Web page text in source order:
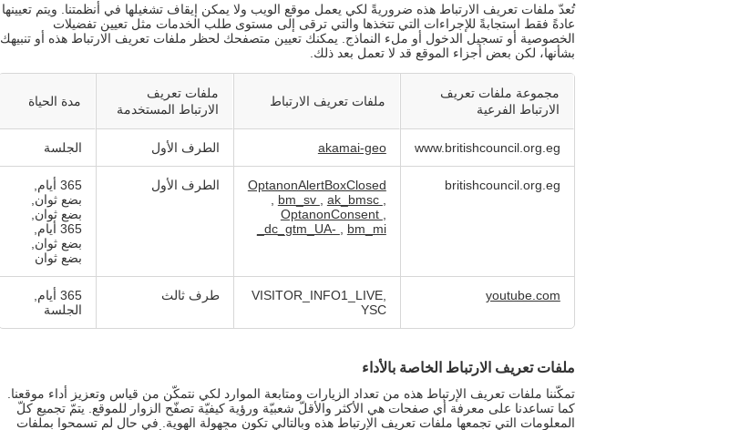
تُعدّ ملفات تعريف الارتباط هذه ضروريةً لكي يعمل موقع الويب ولا يمكن إيقاف تشغيلها في أنظمتنا. ويتم تعيينها
عادةً فقط استجابةً للإجراءات التي تتخذها والتي ترقى إلى مستوى طلب الخدمات مثل تعيين تفضيلات
الخصوصية أو تسجيل الدخول أو ملء النماذج. يمكنك تعيين متصفحك لحظر ملفات تعريف الارتباط هذه أو تنبيهك
بشأنها، لكن بعض أجزاء الموقع قد لا تعمل بعد ذلك.
مجموعة ملفات تعريف
الارتباط الفرعية
ملفات تعريف الارتباط
ملفات تعريف
الارتباط المستخدمة
مدة الحياة
www.britishcouncil.org.eg
akamai-geo الطرف الأول الجلسة
britishcouncil.org.eg
OptanonAlertBoxClosed
, bm_sv , ak_bmsc ,
OptanonConsent ,
_dc_gtm_UA- , bm_mi
الطرف الأول
365 أيام,
بضع ثوان,
بضع ثوان,
365 أيام,
بضع ثوان,
بضع ثوان
youtube.com
VISITOR_INFO1_LIVE,
YSC
طرف ثالث
365 أيام,
الجلسة
ملفات تعريف الارتباط الخاصة بالأداء
تمكّننا ملفات تعريف الإرتباط هذه من تعداد الزيارات ومتابعة الموارد لكي نتمكّن من قياس وتعزيز أداء موقعنا.
كما تساعدنا على معرفة أي صفحات هي الأكثر والأقلّ شعبيّة ورؤية كيفيّة تصفّح الزوار للموقع. يتمّ تجميع كلّ
المعلومات التي تجمعها ملفات تعريف الإرتباط هذه وبالتالي تكون مجهولة الهوية. في حال لم تسمحوا بملفات